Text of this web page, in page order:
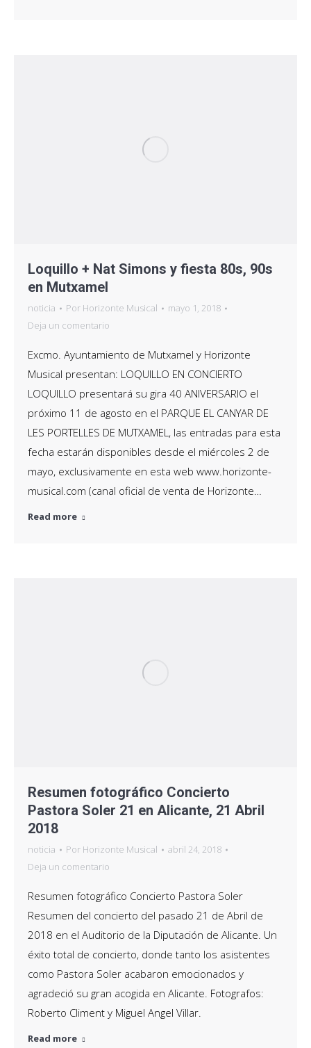
fecha estarán disponibles desde el miércoles 2 de
mayo, exclusivamente en esta web www.horizonte-
musical.com (canal oficial de venta de Horizonte…
Read more
Resumen fotográfico Concierto
Pastora Soler 21 en Alicante, 21 Abril
2018
noticia PorHorizonte Musical
abril 24, 2018
Deja un comentario
Deja un comentario
PASIÓN VEGA en concierto, tour “40 Quilates” Pasión
Vega presentará su nuevo álbum “40 QUILATES” el
próximo 28 de diciembre en el AUDITORIO DE LA
fecha están disponibles exclusivamente en la web
www.horizonte-musical.com (canal oficial de venta de
Horizonte Musical) y próximamente en
www.entradasatualcance.com y El Corte Inglés.…
Read more